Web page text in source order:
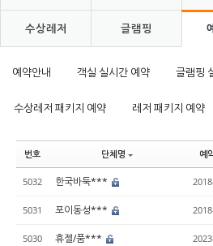
수상레저 글램핑
예약안내 객실 실시간 예약 글램핑
수상레저 패키지 예약 레저 패키지 예약
번호 단체명 예
5032 한국바둑***
5031 포이동성***
5030 휴젤/품***